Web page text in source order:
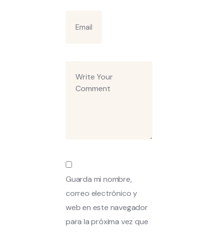
Guarda mi nombre,
correo electrónico y
web en este navegador
para la próxima vez que